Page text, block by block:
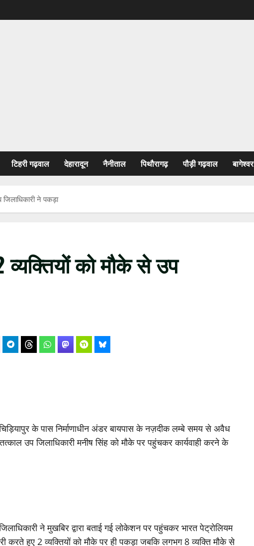
टिहरी गढ़वाल देहारादून नैनीताल पिथौरागढ़ पौड़ी गढ़वाल बागेश्वर
ने पकड़ा
को मौके से उप
चिड़ियापुर के पास निर्माणाधीन अंडर बायपास के नज़दीक लम्बे समय से अवैध
उप जिलाधिकारी मनीष सिंह को मौके पर पहुंचकर कार्यवाही करने के
ने मुखबिर द्वारा बताई गई लोकेशन पर पहुंचकर भारत पेट्रोलियम
करते हुए 2 व्यक्तियों को मौके पर ही पकड़ा जबकि लगभग 8 व्यक्ति मौके से